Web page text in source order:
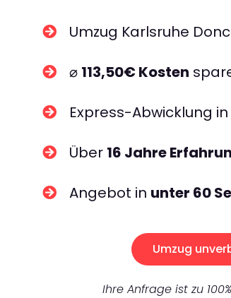
Umzug Karlsruhe
⌀ 113,50€ Kosten
Express-Abwicklung in
Über 16 Jahre
Angebot in unter 60
Umzug
Ihre Anfrage ist zu